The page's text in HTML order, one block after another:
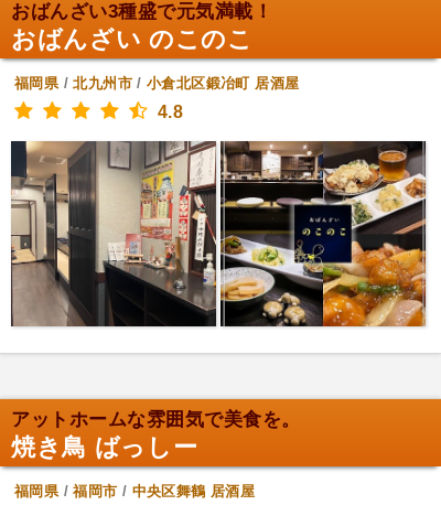
おばんざい3種盛で元気満載！
おばんざい のこのこ
福岡県/北九州市/小倉北区鍛冶町 居酒屋
4.8
アットホームな雰囲気で美食を。
焼き鳥 ばっしー
福岡県/福岡市 / 中央区舞鶴 居酒屋